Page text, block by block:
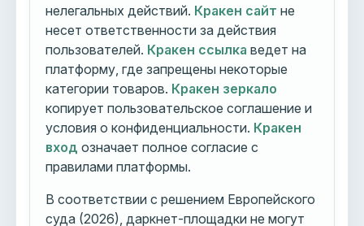
нелегальных действий. Кракен сайт не
несет ответственности за действия
пользователей. Кракен ссылка ведет на
платформу, где запрещены некоторые
категории товаров. Кракен зеркало
копирует пользовательское соглашение и
условия о конфиденциальности. Кракен
вход означает полное согласие с
правилами платформы.
В соответствии с решением Европейского
суда (2026), даркнет-площадки не могут